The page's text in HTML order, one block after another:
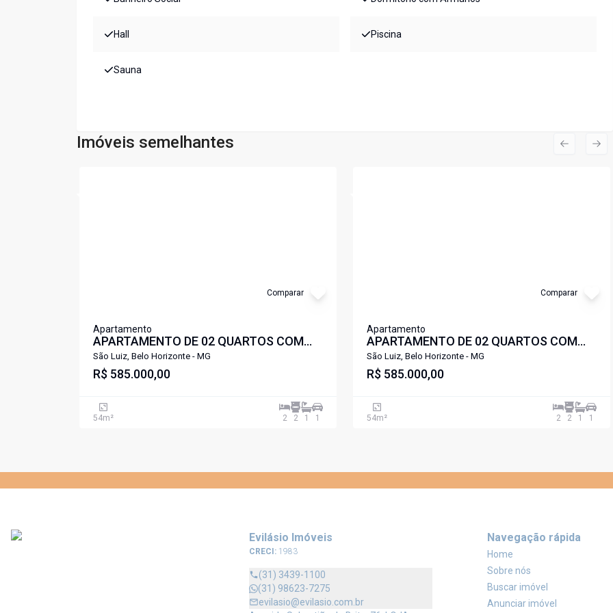
Hall Piscina
Sauna
Imóveis semelhantes
Comparar
Apartamento
APARTAMENTO DE 02 QUARTOS COM
SUITE AREA LAZER COMPLETA
PROXIMO A LAGOA DA PAMPULHA SÃO
São Luiz, Belo Horizonte - MG
R$ 585.000,00
54m² 2 2 1 1
Comparar
Apartamento
APARTAMENTO DE 02 QUARTOS COM
SUITE AREA LAZER COMPLETA
PROXIMO A LAGOA DA PAMPULHA SÃO
São Luiz, Belo Horizonte - MG
R$ 585.000,00
54m² 2 2 1 1
Previous
Evilásio Imóveis
CRECI: 1983
(31) 3439-1100
(31) 98623-7275
evilasio@evilasio.com.br
Navegação rápida
Home
Sobre nós
Buscar imóvel
Anunciar imóvel